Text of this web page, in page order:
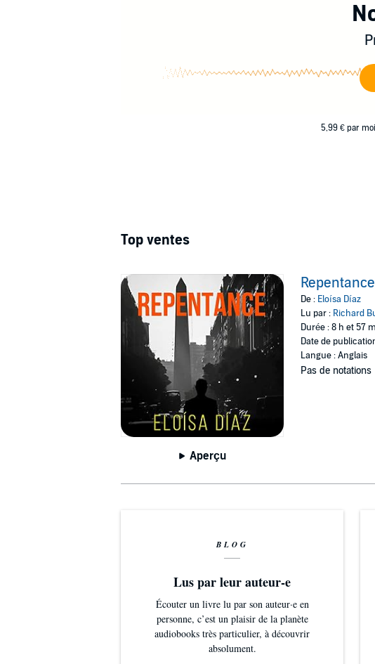
5,99 € par
Top ventes
Aperçu
Repentance
De : Eloísa Díaz
Lu par : Richard
Durée : 8 h et 57
Date de
Langue : Anglais
Pas de notations
BLOG
Lus par leur auteur-e
Écouter un livre lu par son auteur·e en
personne, c’est un plaisir de la planète
audiobooks très particulier, à découvrir
absolument.